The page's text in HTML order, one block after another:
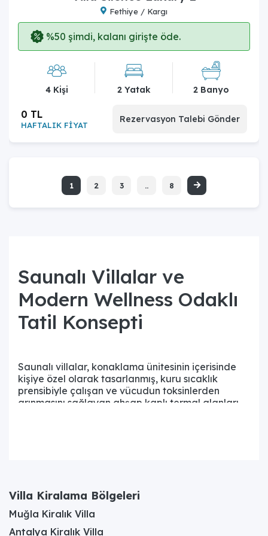
Fethiye / Kargı
%50 şimdi, kalanı girişte öde.
4 Kişi 2 Yatak 2 Banyo
HAFTALIK FİYAT
0 TL Rezervasyon Talebi Gönder
1 2 3 .. 8
Saunalı Villalar ve
Modern Wellness Odaklı
Tatil Konsepti
Saunalı villalar, konaklama ünitesinin içerisinde
kişiye özel olarak tasarlanmış, kuru sıcaklık
prensibiyle çalışan ve vücudun toksinlerden
arınmasını sağlayan ahşap kaplı termal alanları
yaparken aynı zamanda bir yenilenme süreci
arayışına iter. Saunalı bir villada konaklamak,
kalabalık otellerin ortak kullanım alanlarındaki
Villa Kiralama Bölgeleri
Muğla Kiralık Villa
Antalya Kiralık Villa